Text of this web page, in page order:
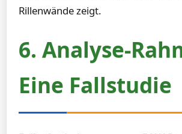
Rillenwände zeigt.
6. Analyse-
Eine Fallstudie